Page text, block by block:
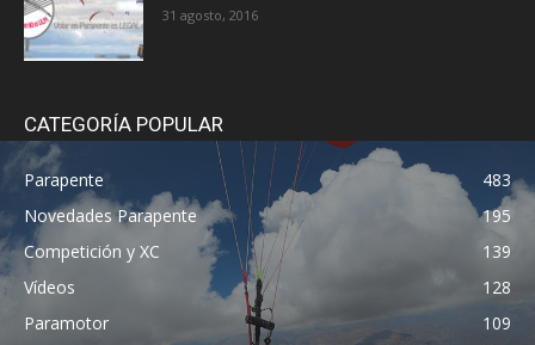
31 agosto, 2016
CATEGORÍA POPULAR
Parapente
483
Novedades Parapente
195
Competición y XC
139
Vídeos
128
Paramotor
109